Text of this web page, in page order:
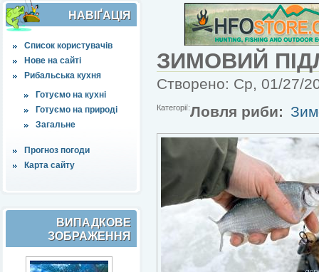
НАВІҐАЦІЯ
Список користувачів
Нове на сайті
Рибальська кухня
Готуємо на кухні
Готуємо на природі
Загальне
Прогноз погоди
Карта сайту
ВИПАДКОВЕ
ЗОБРАЖЕННЯ
ЗИМОВИЙ
Створено: Ср, 01/27/
Категорії:Ловля риби: